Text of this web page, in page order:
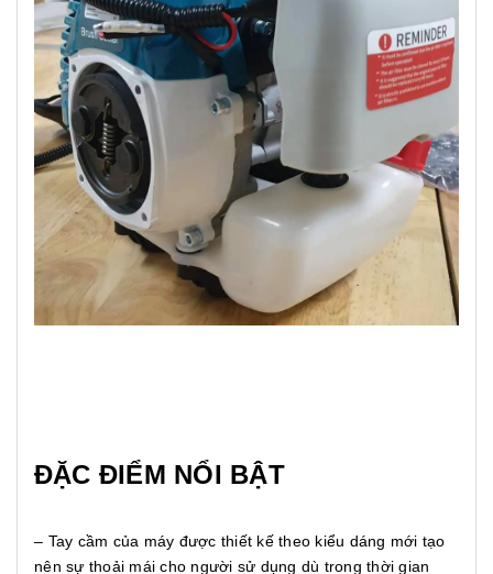
ĐẶC ĐIỂM NỔI BẬT
– Tay cầm của máy được thiết kế theo kiểu dáng mới tạo
nên sự thoải mái cho người sử dụng dù trong thời gian